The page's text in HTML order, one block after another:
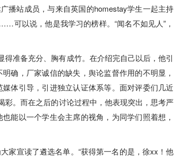
播站成员，与来自英国的homestay学生一起主持
可以说，他是我学习的榜样。“闻名不如见人”，
准备充分、胸有成竹。在介绍完自己以后，他引
确，厂家诚信的缺失，舆论监督作用的不明显，
体引导，引进独立认证体系等。面对评委们几近
彩。而在之后的讨论过程中，他表现突出，思考严
能以一个学生会主席的视角，为同学们照着想，
家宣读了遴选名单。“获得第一名的是，徐xx！他